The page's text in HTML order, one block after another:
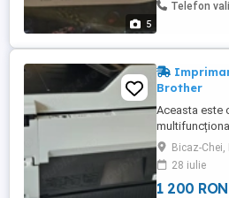
5
Telefon
Brother
Aceasta este
model Brother
generală Este
de cerneală)
birouri mici
Bicaz-Chei,
28 iulie
1 200 RON